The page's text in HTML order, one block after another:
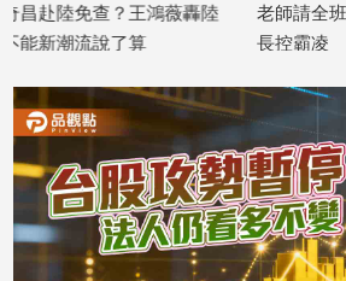
作
媒
投
稿
專
老師請全班飲料「只有她沒喝到」！家
長控霸凌 法官狠打臉